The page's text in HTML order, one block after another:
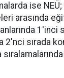
ise
arasında
1'inci
2'nci sırada